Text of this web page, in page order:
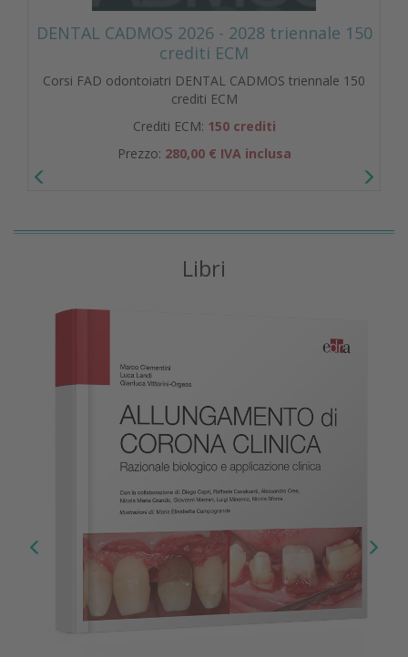
DENTAL CADMOS 2026 - 2028 triennale 150
crediti ECM
Corsi FAD odontoiatri DENTAL CADMOS triennale 150
crediti ECM
Crediti ECM: 150 crediti
Prezzo: 280,00 € IVA inclusa
Libri